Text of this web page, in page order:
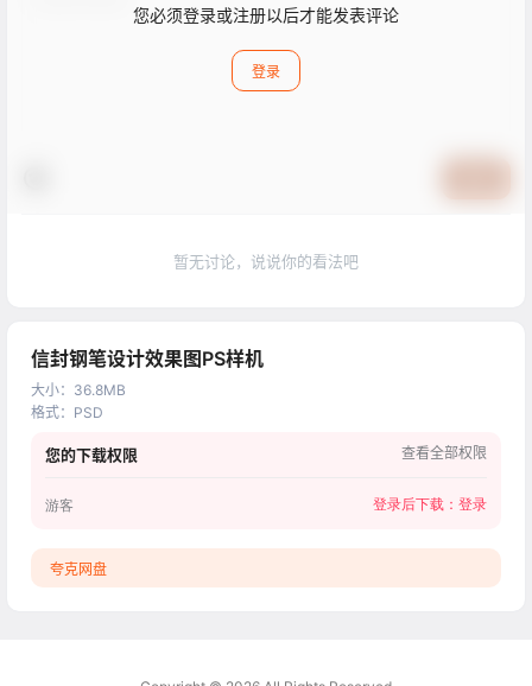
您必须登录或注册以后才能发表评论
登录
暂无讨论，说说你的看法吧
信封钢笔设计效果图PS样机
大小： 36.8MB
格式： PSD
您的下载权限 查看全部权限
游客 登录后下载： 登录
夸克网盘